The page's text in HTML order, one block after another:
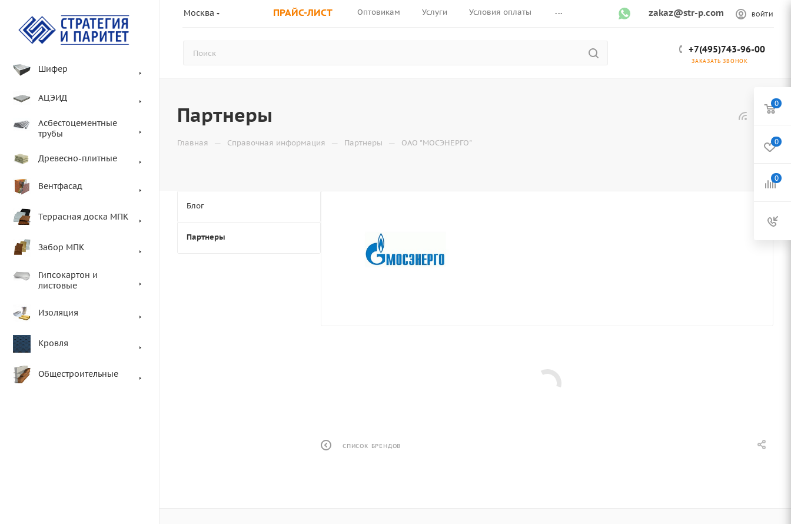
Москва ПРАЙС-ЛИСТ Оптовикам Услуги Условия оплаты ... zakaz@str-p.com ВОЙТИ
+7(495)743-96-00
ЗАКАЗАТЬ ЗВОНОК
Шифер
АЦЭИД
Асбестоцементные
трубы
Древесно-плитные
Вентфасад
Террасная доска МПК
Забор МПК
Гипсокартон и
листовые
Изоляция
Кровля
Общестроительные
Партнеры
Главная — Справочная информация — Партнеры — ОАО "МОСЭНЕРГО"
СПИСОК БРЕНДОВ
Блог
Партнеры
0
0
0